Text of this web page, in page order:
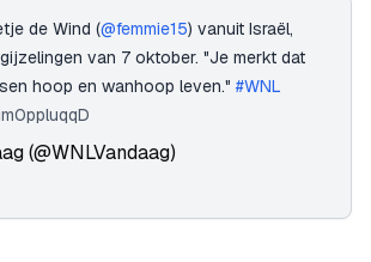
de Wind (@femmie15) vanuit Israël,
van 7 oktober. "Je merkt dat
hoop en wanhoop leven." #WNL
(@WNLVandaag)